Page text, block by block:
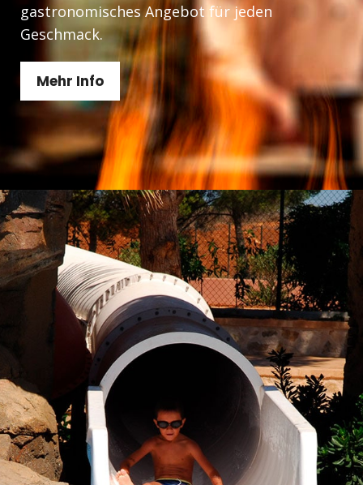
gastronomisches Angebot für jeden
Geschmack.
Mehr Info